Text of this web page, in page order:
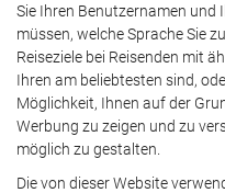
Sie Ihren Benutzernamen und
müssen, welche Sprache Sie
Reiseziele bei Reisenden mit
Ihren am beliebtesten sind,
Möglichkeit, Ihnen auf der
Werbung zu zeigen und zu
möglich zu gestalten.
Die von dieser Website